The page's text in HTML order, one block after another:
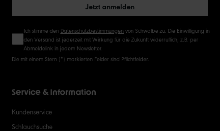
Jetzt anmelden
Ich stimme den Datenschutzbestimmungen von Schwalbe zu. Die Einwilligung in
den Versand ist jederzeit mit Wirkung für die Zukunft widerruflich, z.B. per
Abmeldelink in jedem Newsletter.
Die mit einem Stern (*) markierten Felder sind Pflichtfelder.
Service & Information
Kundenservice
Schlauchsuche